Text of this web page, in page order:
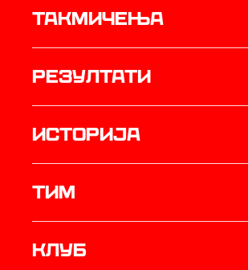
Такмичења
резултати
историја
ТИМ
Клуб